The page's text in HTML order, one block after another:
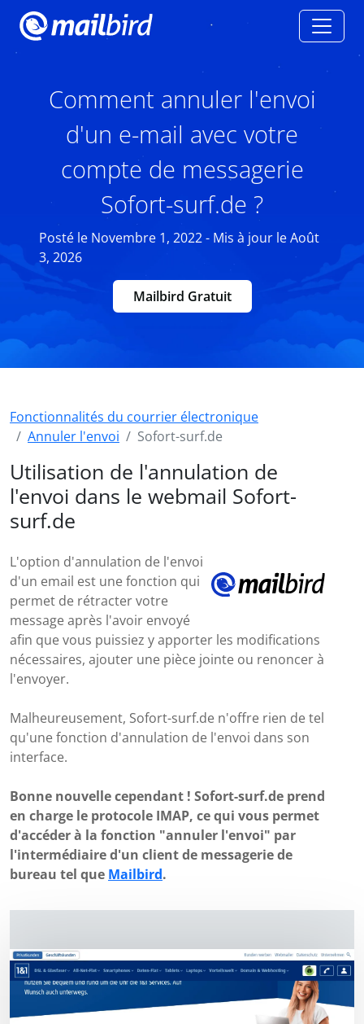
Comment annuler l'envoi
d'un e-mail avec votre
compte de messagerie
Sofort-surf.de ?
Posté le Novembre 1, 2022 - Mis à jour le Août
3, 2026
Mailbird Gratuit
Fonctionnalités du courrier électronique
Annuler l'envoi
Sofort-surf.de
Utilisation de l'annulation de
l'envoi dans le webmail Sofort-
surf.de
L'option d'annulation de l'envoi
d'un email est une fonction qui
permet de rétracter votre
message après l'avoir envoyé
afin que vous puissiez y apporter les modifications
nécessaires, ajouter une pièce jointe ou renoncer à
l'envoyer.
Malheureusement, Sofort-surf.de n'offre rien de tel
qu'une fonction d'annulation de l'envoi dans son
interface.
Bonne nouvelle cependant ! Sofort-surf.de prend
en charge le protocole IMAP, ce qui vous permet
d'accéder à la fonction "annuler l'envoi" par
l'intermédiaire d'un client de messagerie de
bureau tel que Mailbird.